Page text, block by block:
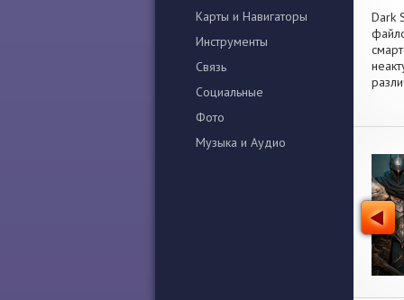
Карты и Навигаторы
Инструменты
Связь
Социальные
Фото
Музыка и Аудио
Dark